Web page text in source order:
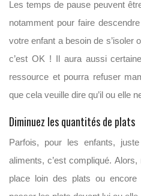
Les temps de pause peuvent
notamment pour faire
votre enfant a besoin de s’isoler
c’est OK ! Il aura aussi
ressource et pourra refuser
que cela veuille dire qu’il ou elle
Diminuez les quantités de plats
Parfois, pour les enfants,
aliments, c’est compliqué.
place loin des plats ou